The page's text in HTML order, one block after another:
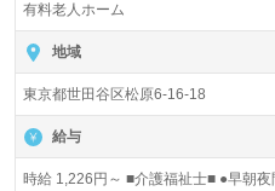
有料老人ホーム
地域
東京都世田谷区松原6-16-18
給与
時給 1,226円～ ■介護福祉士■ ●早朝